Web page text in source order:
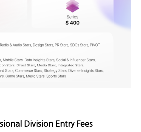
Division Entry Fees